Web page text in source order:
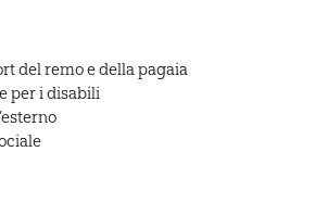
del remo e della pagaia
per i disabili